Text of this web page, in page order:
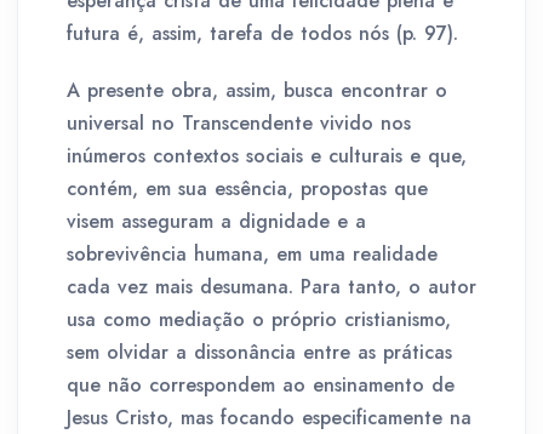
futura é, assim, tarefa de todos nós (p. 97).
A presente obra, assim, busca encontrar o
universal no Transcendente vivido nos
inúmeros contextos sociais e culturais e que,
contém, em sua essência, propostas que
visem asseguram a dignidade e a
sobrevivência humana, em uma realidade
cada vez mais desumana. Para tanto, o autor
usa como mediação o próprio cristianismo,
sem olvidar a dissonância entre as práticas
que não correspondem ao ensinamento de
Jesus Cristo, mas focando especificamente na